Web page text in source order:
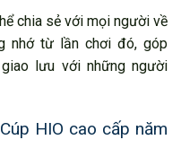
chia sẻ với mọi người về
nhớ từ lần chơi đó, góp
lưu với những người
HIO cao cấp năm